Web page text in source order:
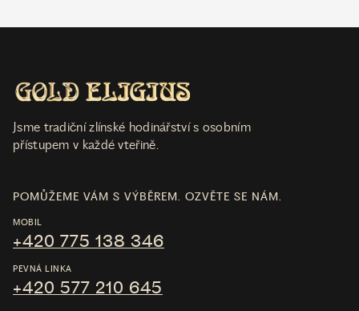
Jsme tradiční zlínské hodinářství s osobním
přístupem v každé vteřině.
POMŮŽEME VÁM S VÝBĚREM. OZVĚTE SE NÁM.
MOBIL
+420 775 138 346
PEVNÁ LINKA
+420 577 210 645